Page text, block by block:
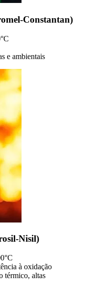
Constantan)
e ambientais
Nisil)
à oxidação
térmico, altas